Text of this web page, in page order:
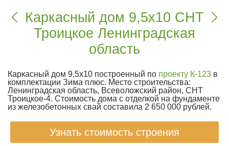

Каркасный дом 9,5х10 СНТ
Троицкое Ленинградская
область

Каркасный дом 9,5х10 построенный по проекту К-123 в
комплектации Зима плюс. Место строительства:
Ленинградская область, Всеволожский район, СНТ
Троицкое-4. Стоимость дома с отделкой на фундаменте
из железобетонных свай составила 2 650 000 рублей.
Узнать стоимость строения